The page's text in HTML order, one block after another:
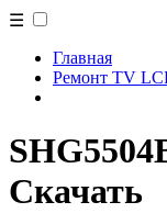
☰
Главная
Ремонт TV
Скачать